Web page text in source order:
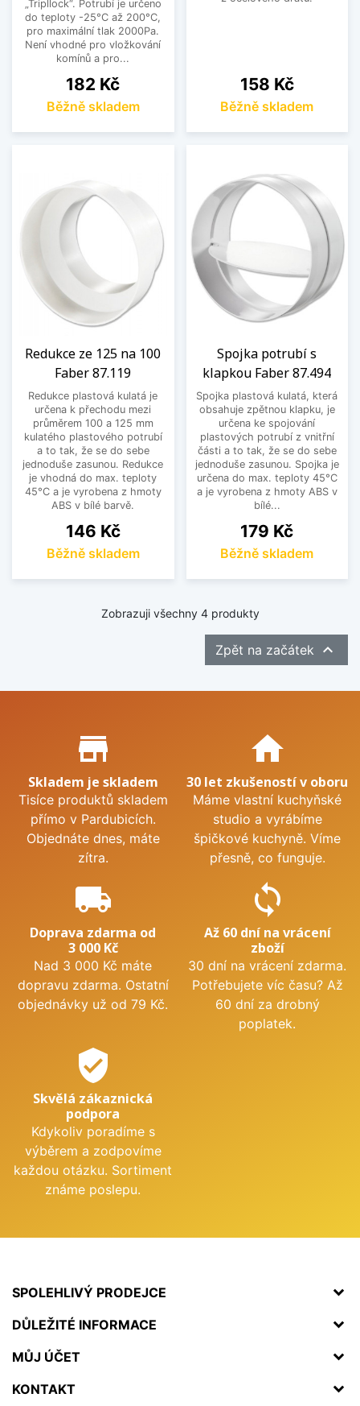
„Tripllock“. Potrubí je určeno
do teploty -25°C až 200°C,
pro maximální tlak 2000Pa.
Není vhodné pro vložkování
komínů a pro...
Cena
182 Kč
Běžně skladem
Cena
158 Kč
Běžně skladem
Redukce ze 125 na 100
Faber 87.119
Redukce plastová kulatá je
určena k přechodu mezi
průměrem 100 a 125 mm
kulatého plastového potrubí
a to tak, že se do sebe
jednoduše zasunou. Redukce
je vhodná do max. teploty
45°C a je vyrobena z hmoty
ABS v bílé barvě.
Cena
146 Kč
Běžně skladem
Spojka potrubí s
klapkou Faber 87.494
Spojka plastová kulatá, která
obsahuje zpětnou klapku, je
určena ke spojování
plastových potrubí z vnitřní
části a to tak, že se do sebe
jednoduše zasunou. Spojka je
určena do max. teploty 45°C
a je vyrobena z hmoty ABS v
bílé...
Cena
179 Kč
Běžně skladem
Zobrazuji všechny 4 produkty
Zpět na začátek 
Proč nakupovat u nás?
store_mall_directory
Skladem je skladem
Tisíce produktů skladem
přímo v Pardubicích.
Objednáte dnes, máte
zítra.
home
30 let zkušeností v oboru
Máme vlastní kuchyňské
studio a vyrábíme
špičkové kuchyně. Víme
přesně, co funguje.
local_shipping
Doprava zdarma od
3 000 Kč
Nad 3 000 Kč máte
dopravu zdarma. Ostatní
objednávky už od 79 Kč.
sync
Až 60 dní na vrácení
zboží
30 dní na vrácení zdarma.
Potřebujete víc času? Až
60 dní za drobný
poplatek.
verified_user
Skvělá zákaznická
podpora
Kdykoliv poradíme s
výběrem a zodpovíme
každou otázku. Sortiment
známe poslepu.
SPOLEHLIVÝ PRODEJCE
DŮLEŽITÉ INFORMACE
MŮJ ÚČET
KONTAKT